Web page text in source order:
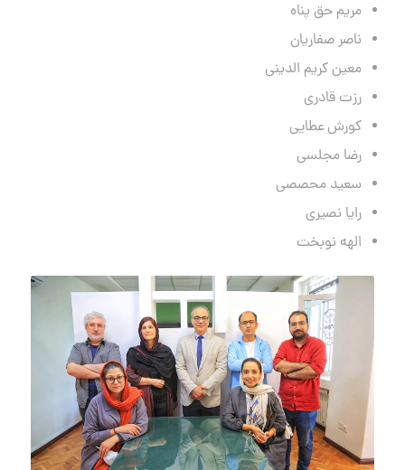
مریم حق پناه
ناصر صفاریان
معین کریم الدینی
رزت قادری
کورش عطایی
رضا مجلسی
سعید محصصی
رایا نصیری
الهه نوبخت